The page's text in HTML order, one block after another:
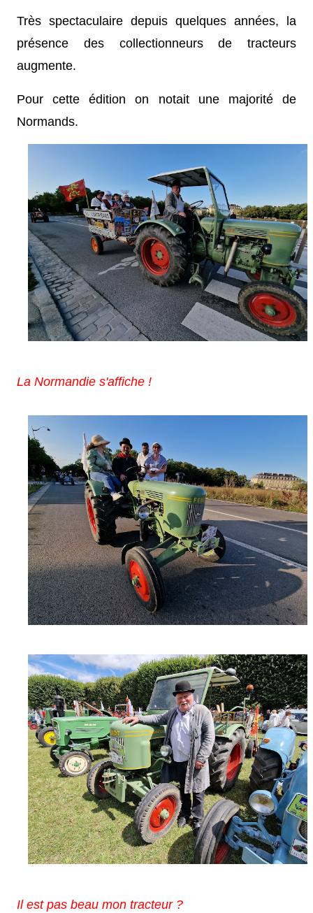
Très spectaculaire depuis quelques années, la
présence des collectionneurs de tracteurs
augmente.
Pour cette édition on notait une majorité de
Normands.
La Normandie s'affiche !
Il est pas beau mon tracteur ?